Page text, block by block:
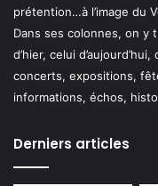
prétention…à l’image du
Dans ses colonnes, on y
d’hier, celui
concerts, expositions,
informations, échos,
Derniers articles